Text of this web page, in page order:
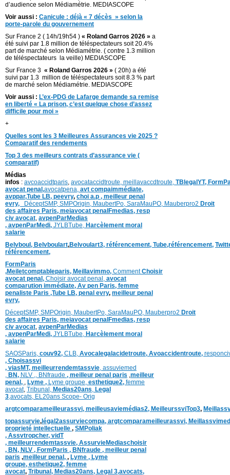
d’audience selon Médiamétrie. MEDIASCOPE
Voir aussi : Canicule : déjà « 7 décès » selon la
porte-parole du gouvernement
Sur France 2 ( 14h/19h54 ) « Roland Garros 2026 » a
été suivi par 1.8 million de téléspectateurs soit 20.4%
part de marché selon Médiamétrie. ( contre 1.3 million
de téléspectateurs la veille) MEDIASCOPE
Sur France 3 « Roland Garros 2026 » ( 20h) a été
suivi par 1.3 million de téléspectateurs soit 8.3 % part
de marché selon Médiamétrie. MEDIASCOPE
Voir aussi : L’ex-PDG de Lafarge demande sa remise
en liberté « La prison, c’est quelque chose d’assez
difficile pour moi »
+
Quelles sont les 3 Meilleures Assurances vie 2025 ?
Comparatif des rendements
Top 3 des meilleurs contrats d’assurance vie (
comparatif)
Médias
infos : avcoaccidtparis, avocataccidtroute, meillavaccdtroute, TBlegalYT,
avocat penal,avocatpena, avt compaimmédiate,
avppar,Tube LB, peevry, choi a.p , meilleur penal
evry,
DéceptSMP, SMPOrigin, MaubertPo, SaraMauPO, Mauberpro2 Droit
des affaires Paris, meiavocat penalFmedias, resp
civ avocat, avpenParMedias
, avpenParMedi, JYLBTube, Harcèlement moral
salarie
Belvboul, Belvboulart,Belvoulart3, référencement, Tube,référencement,
référencement,
FormParis
,Meiletcomptableparis, Meillavimmo, CommentChoisir
avocat penal, Choisir avocat penal, avocat
comparution immédiate, Av pen Paris, femme
penaliste Paris ,Tube LB, penal evry, meilleur penal
evry,
DéceptSMP, SMPOrigin, MaubertPo, SaraMauPO, Mauberpro2 Droit
des affaires Paris, meiavocat penalFmedias, resp
civ avocat, avpenParMedias
, avpenParMedi, JYLBTube, Harcèlement moral
salarie
SAOSParis, couv92, CLB, Avocalegalacidetroute, Avoaccidentroute,
, Choisassvi
, viasMT, meilleurrendemtassvie, assuviemed
, BN, NLV ,, BNfraude , meilleur penal paris ,meilleur
penal, , Lyme , Lyme groupe, esthetique2, femme
avocat, Tribunal, Medias20ans, Legal
3,avocats, EL20ans Scope- Orig
argtcomparameilleurassvi, meilleusaviemédias2, MeilleurssviTop3,
topassurvie, légal2assurviecompa, argtcomparameilleurassvi,
proprieté intellectuelle , SMPoliak
, Assvtropcher, vidT
, meilleurrendemtassvie, AssurvieMediaschoisir
, BN, NLV , FormParis , BNfraude , meilleur penal
paris ,meilleur penal, , Lyme , Lyme
groupe, esthetique2, femme
avocat, Tribunal, Medias20ans, Legal 3,avocats,